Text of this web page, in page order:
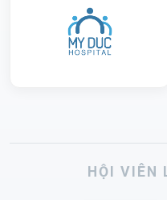
HỘI VIÊN